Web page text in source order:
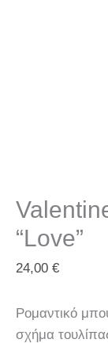
“Love”
24,00 €
Ρομαντικό
σχήμα